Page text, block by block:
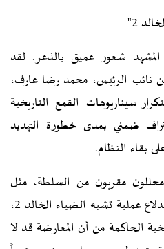
2"
شعور عميق بالذعر. لقد
الرئيس، محمد رضا عارف،
سيناريوهات القمع التاريخية
وهو اعتراف ضمني بمدى خطورة التهديد
بقاء النظام.
محللون مقربون من السلطة، مثل
روزبه علمداري، من احتمالية اندلاع عملية تشبه الضياء الخالد 2،
الحاكمة من أن المعارضة قد لا